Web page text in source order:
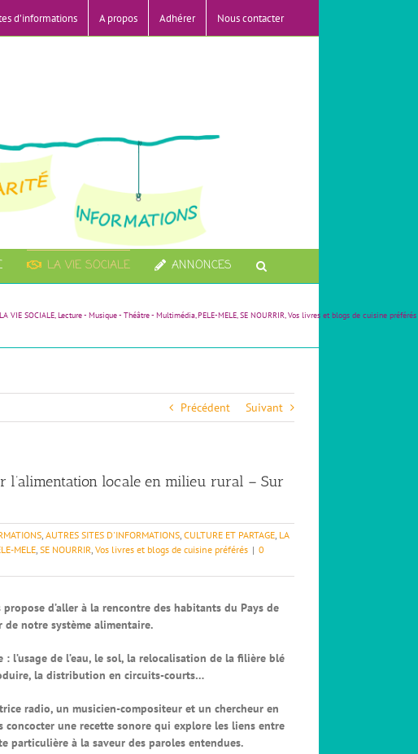
d’informations A propos Adhérer Nous contacter
LA VIE SOCIALE ANNONCES
LA VIE SOCIALE Lecture - Musique - Théâtre - Multimédia PELE-MELE SE NOURRIR Vos livres et blogs de cuisine préférés
Précédent Suivant
l’alimentation locale en milieu rural – Sur
,AUTRES SITES D'INFORMATIONS ,CULTURE ET PARTAGE LA
MELE ,SE NOURRIR ,Vos livres et blogs de cuisine préférés | 0
d’aller à la rencontre des habitants du Pays de
notre système alimentaire.
de l’eau, le sol, la relocalisation de la filière blé
la distribution en circuits-courts…
radio, un musicien-compositeur et un chercheur en
concocter une recette sonore qui explore les liens entre
à la saveur des paroles entendues.